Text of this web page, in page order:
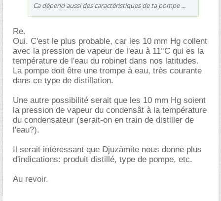
Ca dépend aussi des caractéristiques de ta pompe ...
Re.
Oui. C'est le plus probable, car les 10 mm Hg collent
avec la pression de vapeur de l'eau à 11°C qui es la
température de l'eau du robinet dans nos latitudes.
La pompe doit être une trompe à eau, très courante
dans ce type de distillation.
Une autre possibilité serait que les 10 mm Hg soient
la pression de vapeur du condensât à la température
du condensateur (serait-on en train de distiller de
l'eau?).
Il serait intéressant que Djuzàmite nous donne plus
d'indications: produit distillé, type de pompe, etc.
Au revoir.